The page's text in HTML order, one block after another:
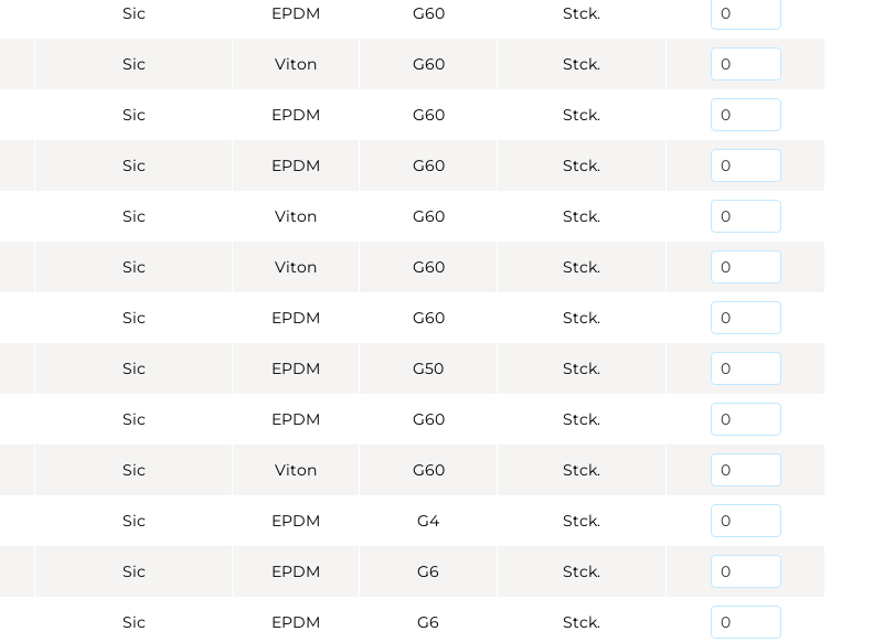
Sic EPDM G60 Stck.
Sic Viton G60 Stck.
Sic EPDM G60 Stck.
Sic EPDM G60 Stck.
Sic Viton G60 Stck.
Sic Viton G60 Stck.
Sic EPDM G60 Stck.
Sic EPDM G50 Stck.
Sic EPDM G60 Stck.
Sic Viton G60 Stck.
Sic EPDM G4 Stck.
Sic EPDM G6 Stck.
Sic EPDM G6 Stck.